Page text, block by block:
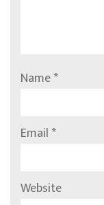
Name*
Email*
Website